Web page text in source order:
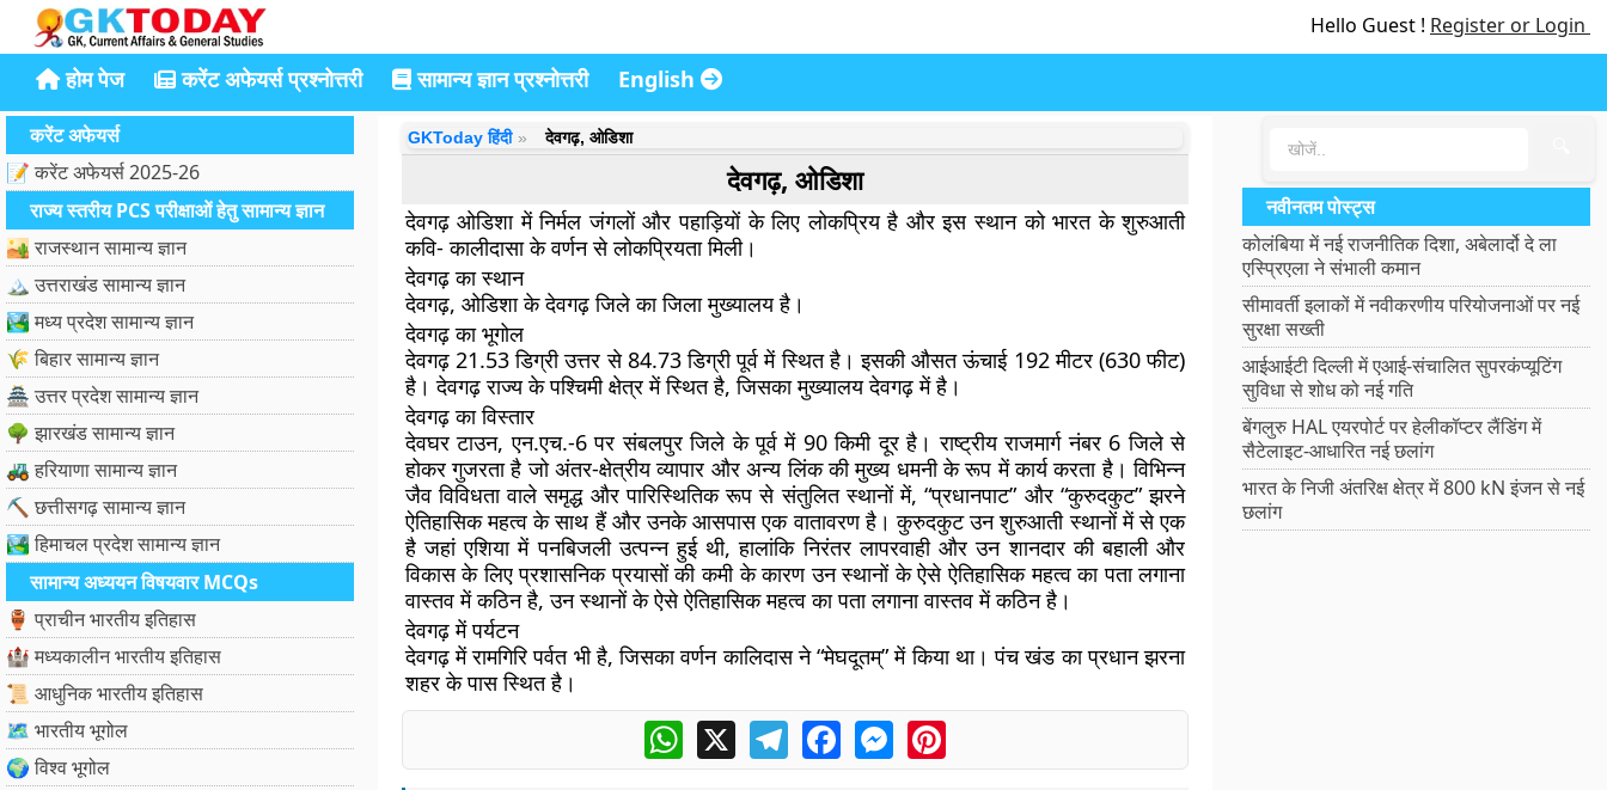
Hello Guest ! Register or Login
होम पेज करेंट अफेयर्स प्रश्नोत्तरी सामान्य ज्ञान प्रश्नोत्तरी English
करेंट अफेयर्स
📝 करेंट अफेयर्स 2025-26
राज्य स्तरीय PCS परीक्षाओं हेतु सामान्य ज्ञान
🏜️ राजस्थान सामान्य ज्ञान
🏔️ उत्तराखंड सामान्य ज्ञान
🏞️ मध्य प्रदेश सामान्य ज्ञान
🌾 बिहार सामान्य ज्ञान
🏯 उत्तर प्रदेश सामान्य ज्ञान
🌳 झारखंड सामान्य ज्ञान
🚜 हरियाणा सामान्य ज्ञान
⛏️ छत्तीसगढ़ सामान्य ज्ञान
🏞️ हिमाचल प्रदेश सामान्य ज्ञान
सामान्य अध्ययन विषयवार MCQs
🏺 प्राचीन भारतीय इतिहास
🏰 मध्यकालीन भारतीय इतिहास
📜 आधुनिक भारतीय इतिहास
🗺️ भारतीय भूगोल
🌍 विश्व भूगोल
GKToday हिंदी देवगढ़, ओडिशा
देवगढ़, ओडिशा
देवगढ़ ओडिशा में निर्मल जंगलों और पहाड़ियों के लिए लोकप्रिय है और इस स्थान को भारत के शुरुआती
कवि- कालीदासा के वर्णन से लोकप्रियता मिली।
देवगढ़ का स्थान
देवगढ़, ओडिशा के देवगढ़ जिले का जिला मुख्यालय है।
देवगढ़ का भूगोल
देवगढ़ 21.53 डिग्री उत्तर से 84.73 डिग्री पूर्व में स्थित है। इसकी औसत ऊंचाई 192 मीटर (630 फीट)
है। देवगढ़ राज्य के पश्चिमी क्षेत्र में स्थित है, जिसका मुख्यालय देवगढ़ में है।
देवगढ़ का विस्तार
देवघर टाउन, एन.एच.-6 पर संबलपुर जिले के पूर्व में 90 किमी दूर है। राष्ट्रीय राजमार्ग नंबर 6 जिले से
होकर गुजरता है जो अंतर-क्षेत्रीय व्यापार और अन्य लिंक की मुख्य धमनी के रूप में कार्य करता है। विभिन्न
जैव विविधता वाले समृद्ध और पारिस्थितिक रूप से संतुलित स्थानों में, “प्रधानपाट” और “कुरुदकुट” झरने
ऐतिहासिक महत्व के साथ हैं और उनके आसपास एक वातावरण है। कुरुदकुट उन शुरुआती स्थानों में से एक
है जहां एशिया में पनबिजली उत्पन्न हुई थी, हालांकि निरंतर लापरवाही और उन शानदार की बहाली और
विकास के लिए प्रशासनिक प्रयासों की कमी के कारण उन स्थानों के ऐसे ऐतिहासिक महत्व का पता लगाना
वास्तव में कठिन है, उन स्थानों के ऐसे ऐतिहासिक महत्व का पता लगाना वास्तव में कठिन है।
देवगढ़ में पर्यटन
देवगढ़ में रामगिरि पर्वत भी है, जिसका वर्णन कालिदास ने “मेघदूतम्” में किया था। पंच खंड का प्रधान झरना
शहर के पास स्थित है।
WhatsApp
X TelegramFacebookMessengerPinterest
नवीनतम पोस्ट्स
कोलंबिया में नई राजनीतिक दिशा, अबेलार्दो दे ला
एस्प्रिएला ने संभाली कमान
सीमावर्ती इलाकों में नवीकरणीय परियोजनाओं पर नई
सुरक्षा सख्ती
आईआईटी दिल्ली में एआई-संचालित सुपरकंप्यूटिंग
सुविधा से शोध को नई गति
बेंगलुरु HAL एयरपोर्ट पर हेलीकॉप्टर लैंडिंग में
सैटेलाइट-आधारित नई छलांग
भारत के निजी अंतरिक्ष क्षेत्र में 800 kN इंजन से नई
छलांग